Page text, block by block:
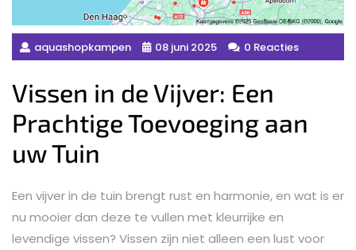
aquashopkampen 08 juni 2025 0 Reacties
Vissen in de Vijver: Een
Prachtige Toevoeging aan
uw Tuin
Een vijver in de tuin brengt rust en harmonie, en wat is er
nu mooier dan deze te vullen met kleurrijke en
levendige vissen? Vissen zijn niet alleen een lust voor